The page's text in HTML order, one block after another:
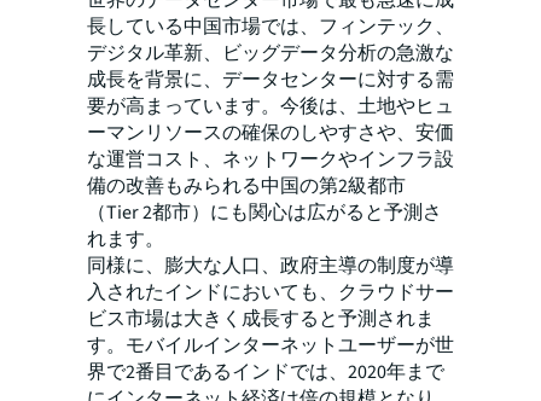
長している中国市場では、フィンテック、
デジタル革新、ビッグデータ分析の急激な
成長を背景に、データセンターに対する需
要が高まっています。今後は、土地やヒュ
ーマンリソースの確保のしやすさや、安価
な運営コスト、ネットワークやインフラ設
備の改善もみられる中国の第2級都市
（Tier 2都市）にも関心は広がると予測さ
れます。
同様に、膨大な人口、政府主導の制度が導
入されたインドにおいても、クラウドサー
ビス市場は大きく成長すると予測されま
す。モバイルインターネットユーザーが世
界で2番目であるインドでは、2020年まで